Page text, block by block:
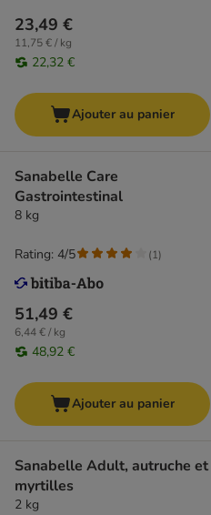
23,49 €
11,75 € / kg
22,32 €
Ajouter au panier
Sanabelle Care
Gastrointestinal
8 kg
51,49 €
6,44 € / kg
48,92 €
Rating: 4/5 (1)
Ajouter au panier
Sanabelle Adult, autruche et
myrtilles
2 kg